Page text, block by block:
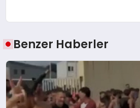
Benzer Haberler